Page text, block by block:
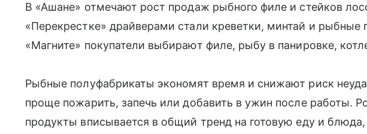
В «Ашане» отмечают рост продаж рыбного филе и стейков
«Перекрестке» драйверами стали креветки, минтай и рыбные
«Магните» покупатели выбирают филе, рыбу в панировке,
Рыбные полуфабрикаты экономят время и снижают риск
проще пожарить, запечь или добавить в ужин после работы.
продукты вписывается в общий тренд на готовую еду и